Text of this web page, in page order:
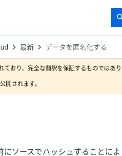
最新 データを匿名化する
おり、完全な翻訳を保証するものではあり
開されます。
ソースでハッシュすることに